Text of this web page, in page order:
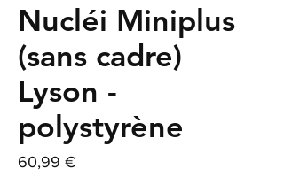
Nucléi Miniplus
(sans cadre)
Lyson -
polystyrène
60,99 €